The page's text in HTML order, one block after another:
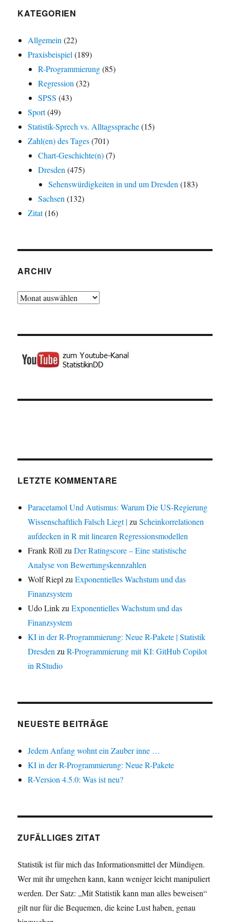
KATEGORIEN
Allgemein (22)
Praxisbeispiel (189)
R-Programmierung(85)
Regression (32)
SPSS (43)
Sport(49)
Statistik-Sprech vs. Alltagssprache(15)
Zahl(en) des Tages(701)
Chart-Geschichte(n)(7)
Dresden (475)
Sehenswürdigkeiten in und um Dresden (183)
Sachsen (132)
Zitat(16)
ARCHIV
Archiv
LETZTE KOMMENTARE
Paracetamol Und Autismus: Warum Die US-Regierung
Wissenschaftlich Falsch Liegt |zuScheinkorrelationen
aufdecken in R mit linearen Regressionsmodellen
Frank Röll zuDer Ratingscore – Eine statistische
Analyse von Bewertungskennzahlen
Wolf Riepl zuExponentielles Wachstum und das
Finanzsystem
Udo LinkzuExponentielles Wachstum und das
Finanzsystem
KI in der R-Programmierung: Neue R-Pakete | Statistik
Dresden zuR-Programmierung mit KI: GitHub Copilot
in RStudio
NEUESTE BEITRÄGE
Jedem Anfang wohnt ein Zauber inne …
KI in der R-Programmierung: Neue R-Pakete
R-Version 4.5.0: Was ist neu?
ZUFÄLLIGES ZITAT
Statistik ist für mich das Informationsmittel der Mündigen.
Wer mit ihr umgehen kann, kann weniger leicht manipuliert
werden. Der Satz: „Mit Statistik kann man alles beweisen“
gilt nur für die Bequemen, die keine Lust haben, genau